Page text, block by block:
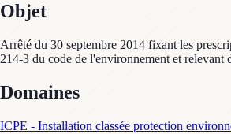
Objet
Arrêté du 30 septembre 2014 fixant les
214-3 du code de l'environnement et
Domaines
ICPE - Installation classée protection